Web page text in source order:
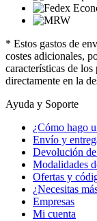
* Estos gastos de
costes adicionales,
características de
directamente en la
Ayuda y Soporte
¿Cómo hago
Envío y
Devolución
Modalidades
Ofertas y
¿Necesitas
Empresas
Mi cuenta